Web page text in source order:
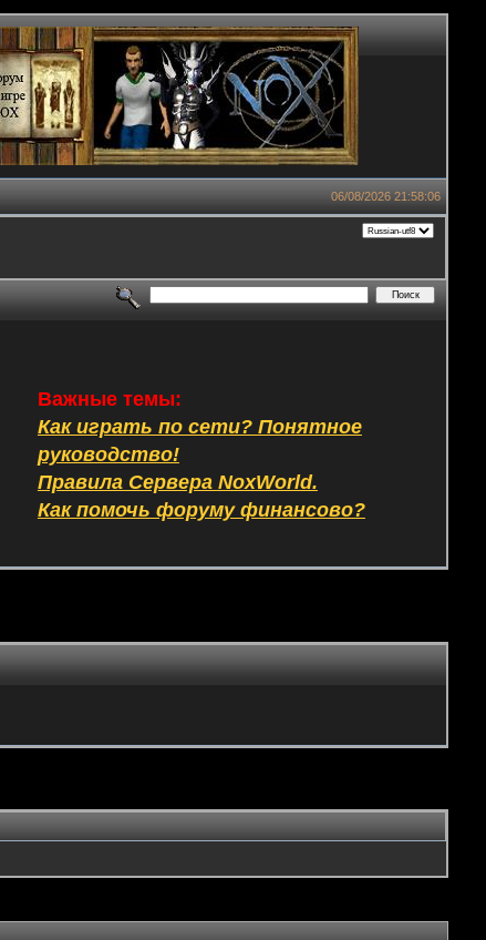
06/08/2026 21:58:06
Важные темы:
Как играть по сети? Понятное
руководство!
Правила Сервера NoxWorld.
Как помочь форуму финансово?